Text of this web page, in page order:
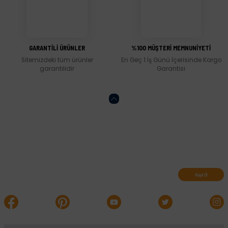
GARANTİLİ ÜRÜNLER
Sitemizdeki tüm ürünler
garantilidir
%100 MÜŞTERİ MEMNUNİYETİ
En Geç 1 İş Günü İçerisinde Kargo
Garantisi
Kayıt Ol